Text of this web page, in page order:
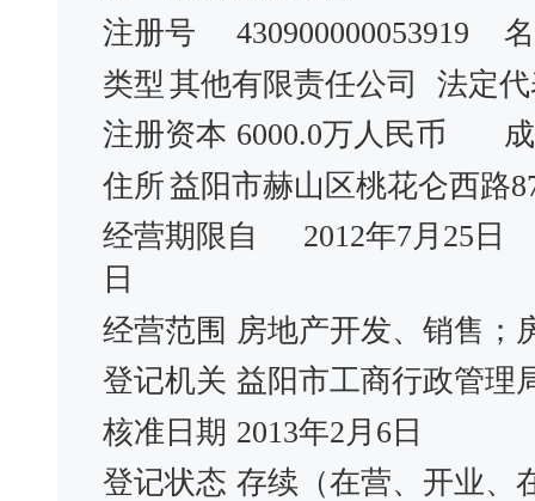
注册号
430900000053919
类型 其他有限责任公司
法定
注册资本 6000.0万人民币
住所益阳市赫山区桃花仑西路
经营期限自
2012年7月25日
日
经营范围 房地产开发、销售；
登记机关 益阳市工商行政管理
核准日期 2013年2月6日
登记状态 存续（在营、开业、